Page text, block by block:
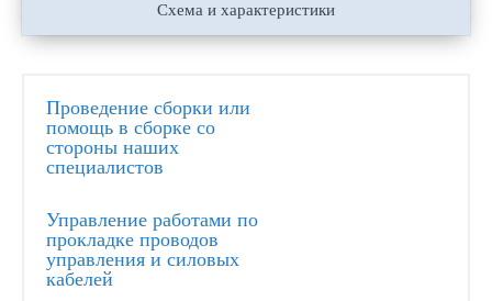
Схема и характеристики
Проведение сборки или
помощь в сборке со
стороны наших
специалистов
Управление работами по
прокладке проводов
управления и силовых
кабелей